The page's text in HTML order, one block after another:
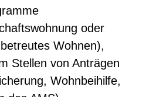
oder
Wohnen),
Stellen von Anträgen
Wohnbeihilfe,